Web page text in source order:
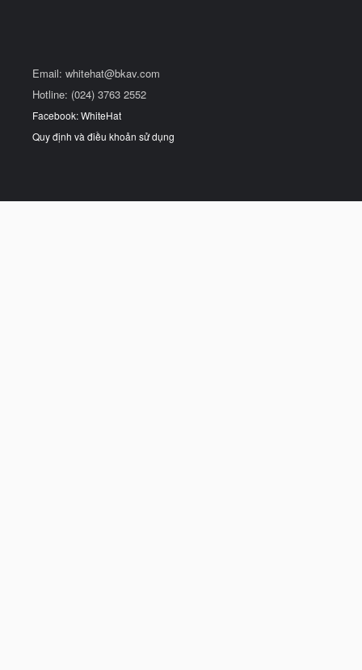
Email: whitehat@bkav.com
Hotline: (024) 3763 2552
Facebook: WhiteHat
Quy định và điều khoản sử dụng